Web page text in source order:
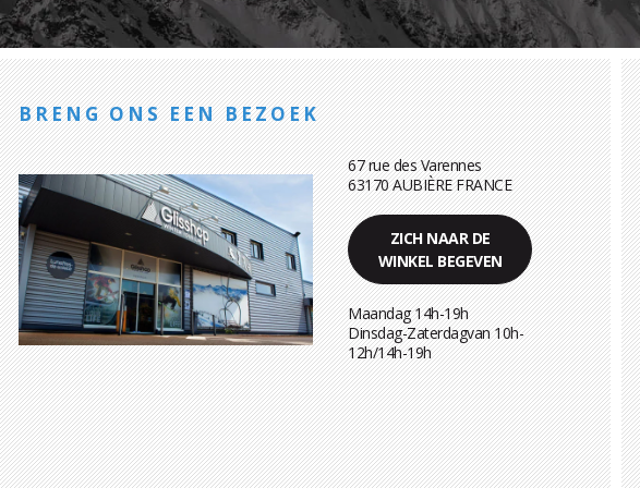
BRENG ONS EEN BEZOEK
67 rue des Varennes
63170 AUBIÈRE FRANCE
ZICH NAAR DE
WINKEL BEGEVEN
Maandag 14h-19h
Dinsdag-Zaterdagvan 10h-
12h/14h-19h